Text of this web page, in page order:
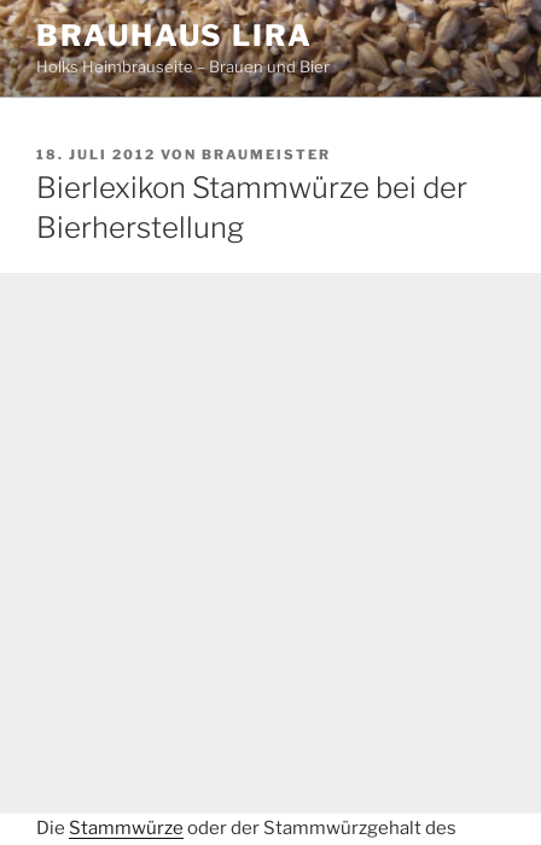
Zum
Inhalt
springen
BRAUHAUS LIRA
Holks Heimbrauseite – Brauen und Bier
VERÖFFENTLICHT
AM
18. JULI 2012 VON BRAUMEISTER
Bierlexikon Stammwürze bei der
Bierherstellung
Die Stammwürze oder der Stammwürzgehalt des